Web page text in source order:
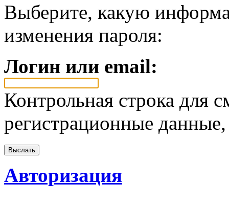
Выберите, какую
изменения пароля:
Логин или email:
Контрольная строка для
регистрационные
Авторизация